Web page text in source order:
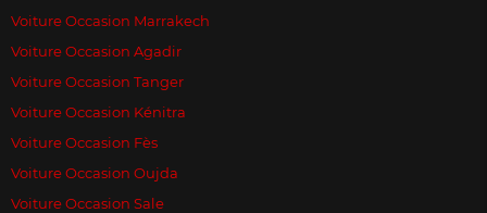
Voiture Occasion Marrakech
Voiture Occasion Agadir
Voiture Occasion Tanger
Voiture Occasion Kénitra
Voiture Occasion Fès
Voiture Occasion Oujda
Voiture Occasion Sale